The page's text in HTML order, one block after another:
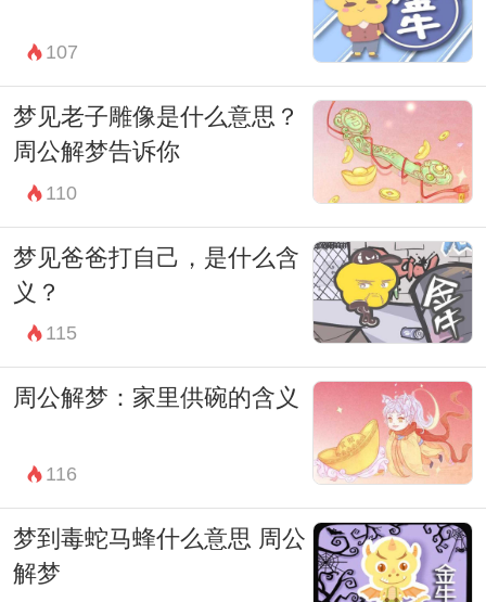
107
梦见老子雕像是什么意思？
周公解梦告诉你
110
梦见爸爸打自己，是什么含
义？
115
周公解梦：家里供碗的含义
116
梦到毒蛇马蜂什么意思 周公
解梦